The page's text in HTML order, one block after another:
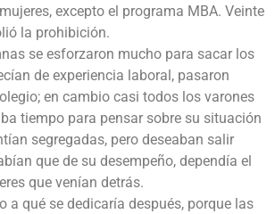
excepto el programa MBA. Veinte
la prohibición.
se esforzaron mucho para sacar los
de experiencia laboral, pasaron
en cambio casi todos los varones
tiempo para pensar sobre su situación
segregadas, pero deseaban salir
que de su desempeño, dependía el
que venían detrás.
a qué se dedicaría después, porque las